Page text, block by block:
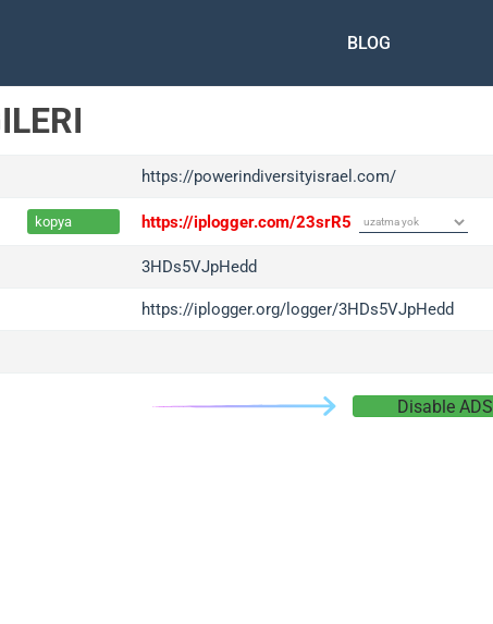
BLOG
https://powerindiversityisrael.com/
kopya https://iplogger.com/23srR5
3HDs5VJpHedd
https://iplogger.org/logger/3HDs5VJpHedd
Disable ADS